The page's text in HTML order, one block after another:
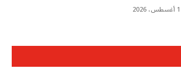
1 أغسطس، 2026